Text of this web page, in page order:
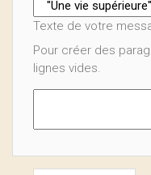
Texte de votre
Pour créer des
lignes vides.